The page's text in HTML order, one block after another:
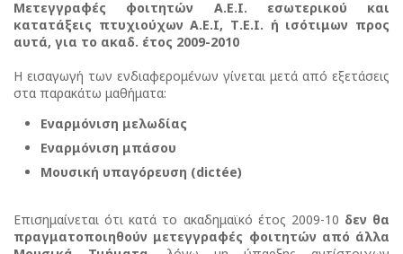
Μετεγγραφές φοιτητών Α.Ε.Ι. εσωτερικού και
κατατάξεις πτυχιούχων Α.Ε.Ι, Τ.Ε.Ι. ή ισότιμων προς
αυτά, για το ακαδ. έτος 2009-2010
Η εισαγωγή των ενδιαφερομένων γίνεται μετά από εξετάσεις
στα παρακάτω μαθήματα:
Εναρμόνιση μελωδίας
Εναρμόνιση μπάσου
Μουσική υπαγόρευση (dictée)
Επισημαίνεται ότι κατά το ακαδημαϊκό έτος 2009-10 δεν θα
πραγματοποιηθούν μετεγγραφές φοιτητών από άλλα